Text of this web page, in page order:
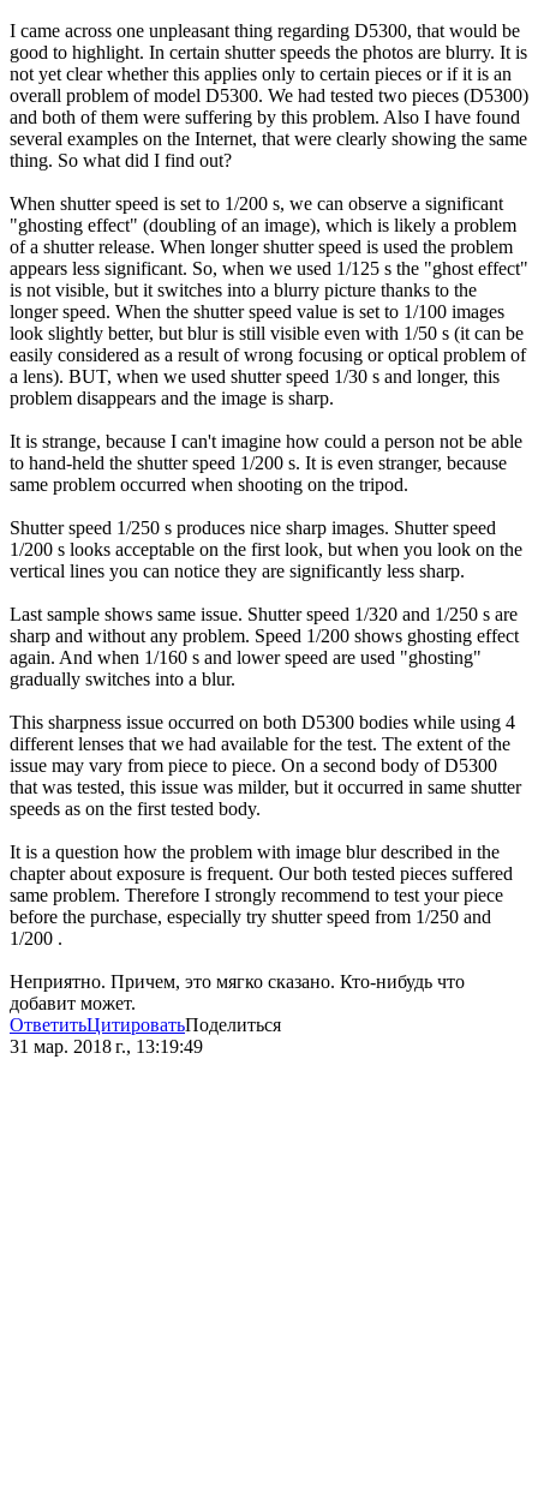
I came across one unpleasant thing regarding D5300, that would be
good to highlight. In certain shutter speeds the photos are blurry. It is
not yet clear whether this applies only to certain pieces or if it is an
overall problem of model D5300. We had tested two pieces (D5300)
and both of them were suffering by this problem. Also I have found
several examples on the Internet, that were clearly showing the same
thing. So what did I find out?
When shutter speed is set to 1/200 s, we can observe a significant
"ghosting effect" (doubling of an image), which is likely a problem
of a shutter release. When longer shutter speed is used the problem
appears less significant. So, when we used 1/125 s the "ghost effect"
is not visible, but it switches into a blurry picture thanks to the
longer speed. When the shutter speed value is set to 1/100 images
look slightly better, but blur is still visible even with 1/50 s (it can be
easily considered as a result of wrong focusing or optical problem of
a lens). BUT, when we used shutter speed 1/30 s and longer, this
problem disappears and the image is sharp.
It is strange, because I can't imagine how could a person not be able
to hand-held the shutter speed 1/200 s. It is even stranger, because
same problem occurred when shooting on the tripod.
Shutter speed 1/250 s produces nice sharp images. Shutter speed
1/200 s looks acceptable on the first look, but when you look on the
vertical lines you can notice they are significantly less sharp.
Last sample shows same issue. Shutter speed 1/320 and 1/250 s are
sharp and without any problem. Speed 1/200 shows ghosting effect
again. And when 1/160 s and lower speed are used "ghosting"
gradually switches into a blur.
This sharpness issue occurred on both D5300 bodies while using 4
different lenses that we had available for the test. The extent of the
issue may vary from piece to piece. On a second body of D5300
that was tested, this issue was milder, but it occurred in same shutter
speeds as on the first tested body.
It is a question how the problem with image blur described in the
chapter about exposure is frequent. Our both tested pieces suffered
same problem. Therefore I strongly recommend to test your piece
before the purchase, especially try shutter speed from 1/250 and
1/200 .
Неприятно. Причем, это мягко сказано. Кто-нибудь что
добавит может.
ОтветитьЦитироватьПоделиться
31 мар. 2018 г., 13:19:49